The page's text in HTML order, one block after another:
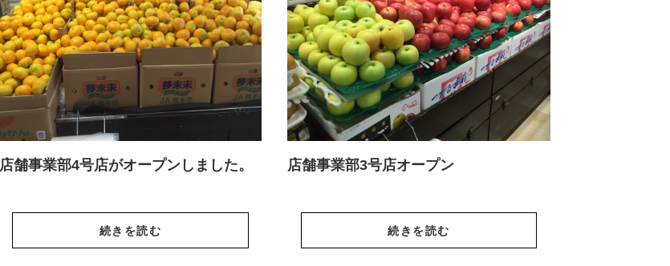
店舗事業部4号店がオープンしました。
続きを読む
店舗事業部3号店オープン
続きを読む